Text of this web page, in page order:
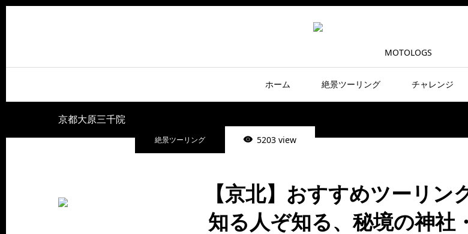
ホーム 絶景ツーリング チャレンジ
京都大原三千院
絶景ツーリング
5203 view
【京北】おすすめツーリン
知る人ぞ知る、秘境の神社